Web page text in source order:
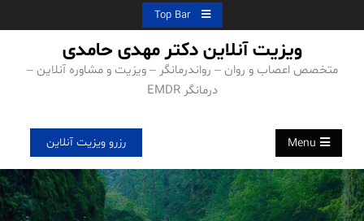
to
Top Bar
ویزیت آنلاین دکتر مهدی حامدی
متخصص اعصاب و روان – رواندرمانگر – ویزیت و مشاوره آنلاین –
درمانگر EMDR
Menu رزرو ویزیت آنلاین